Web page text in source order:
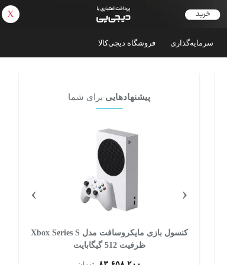
سرمایه‌گذاری فروشگاه دیجی‌کالا
پیشنهادهایی برای شما
کنسول بازی مایکروسافت مدل Xbox Series S
ظرفیت 512 گیگابایت
‹
›
X